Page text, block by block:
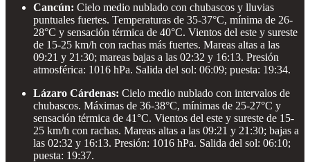
Cancún: Cielo medio nublado con chubascos y lluvias
puntuales fuertes. Temperaturas de 35-37°C, mínima de 26-
28°C y sensación térmica de 40°C. Vientos del este y sureste
de 15-25 km/h con rachas más fuertes. Mareas altas a las
09:21 y 21:30; mareas bajas a las 02:32 y 16:13. Presión
atmosférica: 1016 hPa. Salida del sol: 06:09; puesta: 19:34.
Lázaro Cárdenas: Cielo medio nublado con intervalos de
chubascos. Máximas de 36-38°C, mínimas de 25-27°C y
sensación térmica de 41°C. Vientos del este y sureste de 15-
25 km/h con rachas. Mareas altas a las 09:21 y 21:30; bajas a
las 02:32 y 16:13. Presión: 1016 hPa. Salida del sol: 06:10;
puesta: 19:37.